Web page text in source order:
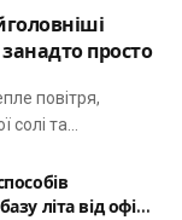
просто
повітря,
та…
літа від офісу